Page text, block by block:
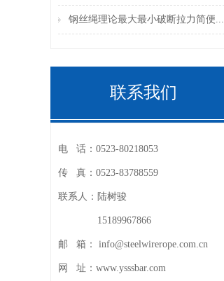
钢丝绳理论最大最小破断拉力简便...
联系我们
电 话： 0523-80218053
传 真： 0523-83788559
联系人： 陆树骏
15189967866
邮 箱： info@steelwirerope.com.cn
网 址： www.ysssbar.com